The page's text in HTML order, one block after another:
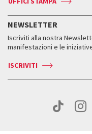
Press
Accrediti
Come raggiungerci
Come raggiungerci
Contatti
Press
Press
Orari e sedi
Biglietti
Servizi al pubblico
Come raggiungerci
Contatti
ASAC DATI
Storia
Orari e sedi
NEWSLETTER
Iscriviti alla nostra
manifestazioni e le
ISCRIVITI